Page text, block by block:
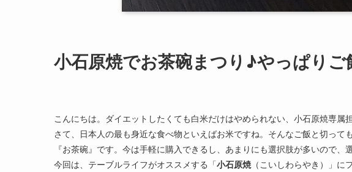
小石原焼でお茶碗まつり♪やっぱりご
こんにちは。ダイエットしたくても白米だけはやめられない、小石原焼専属
さて、日本人の最も身近な食べ物といえばお米ですね。そんなご飯と切っ
『お茶碗』です。今は手軽に購入できるし、あまりにも選択肢が多いので、
今回は、テーブルライフがオススメする「小石原焼 （こいしわらやき）」